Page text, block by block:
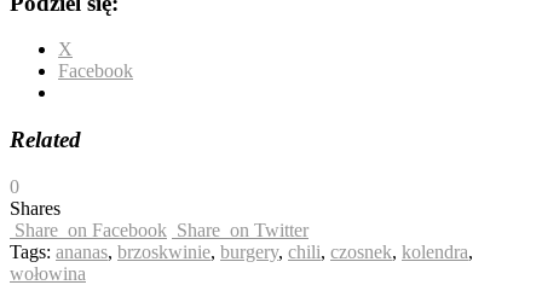
X
Facebook
Related
0
Shares
Share on Facebook Share on Twitter
Tags: ananas, brzoskwinie, burgery, chili, czosnek, kolendra,
wołowina